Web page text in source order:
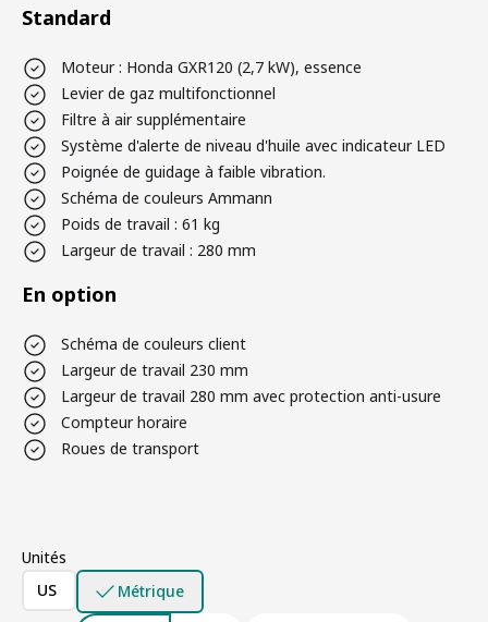
Standard
Moteur : Honda GXR120 (2,7 kW), essence
Levier de gaz multifonctionnel
Filtre à air supplémentaire
Système d'alerte de niveau d'huile avec indicateur LED
Poignée de guidage à faible vibration.
Schéma de couleurs Ammann
Poids de travail : 61 kg
Largeur de travail : 280 mm
En option
Schéma de couleurs client
Largeur de travail 230 mm
Largeur de travail 280 mm avec protection anti-usure
Compteur horaire
Roues de transport
Unités
US
Métrique